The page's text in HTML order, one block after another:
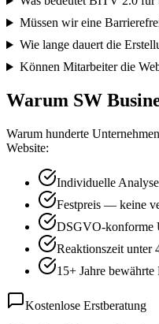
Müssen wir eine
Wie lange dauert die
Können Mitarbeiter die
Warum SW
Warum hunderte
Website:
Individuelle
Festpreis — keine
DSGVO-konforme
Reaktionszeit unter
15+ Jahre
Kostenlose Erstberatung